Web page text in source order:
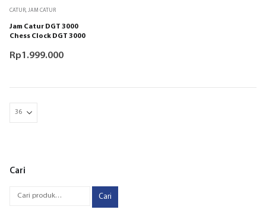
CATUR, JAM CATUR
Jam Catur DGT 3000
Chess Clock DGT 3000
Rp1.999.000
Cari
Cari